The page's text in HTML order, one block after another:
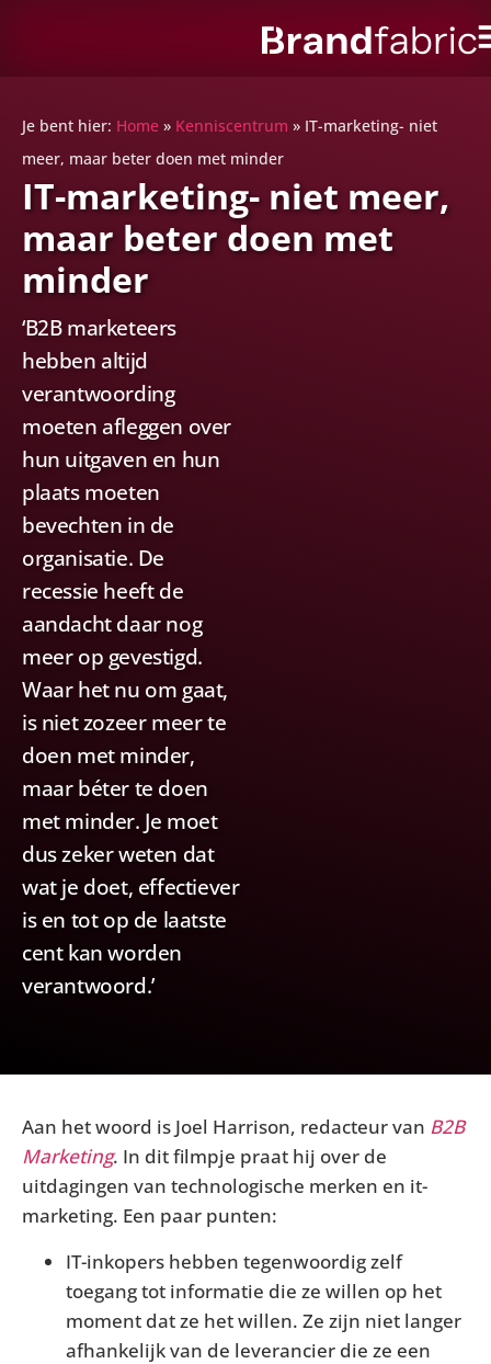
Je bent hier: Home » Kenniscentrum » IT-marketing- niet
meer, maar beter doen met minder
IT-marketing- niet meer,
maar beter doen met
minder
‘B2B marketeers
hebben altijd
verantwoording
moeten afleggen over
hun uitgaven en hun
plaats moeten
bevechten in de
organisatie. De
recessie heeft de
aandacht daar nog
meer op gevestigd.
Waar het nu om gaat,
is niet zozeer meer te
doen met minder,
maar béter te doen
met minder. Je moet
dus zeker weten dat
wat je doet, effectiever
is en tot op de laatste
cent kan worden
verantwoord.’
Aan het woord is Joel Harrison, redacteur van B2B
Marketing. In dit filmpje praat hij over de
uitdagingen van technologische merken en it-
marketing. Een paar punten:
IT-inkopers hebben tegenwoordig zelf
toegang tot informatie die ze willen op het
moment dat ze het willen. Ze zijn niet langer
afhankelijk van de leverancier die ze een